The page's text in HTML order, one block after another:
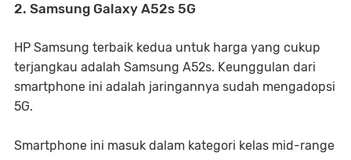
2. Samsung Galaxy A52s 5G
HP Samsung terbaik kedua untuk harga yang cukup
terjangkau adalah Samsung A52s. Keunggulan dari
smartphone ini adalah jaringannya sudah mengadopsi
5G.
Smartphone ini masuk dalam kategori kelas mid-range